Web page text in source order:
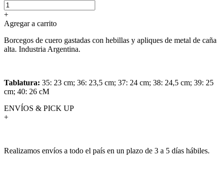
+
Agregar a carrito
Borcegos de cuero gastadas con hebillas y apliques de metal de caña
alta. Industria Argentina.
Tablatura: 35: 23 cm; 36: 23,5 cm; 37: 24 cm; 38: 24,5 cm; 39: 25
cm; 40: 26 cM
ENVÍOS & PICK UP
+
Realizamos envíos a todo el país en un plazo de 3 a 5 días hábiles.